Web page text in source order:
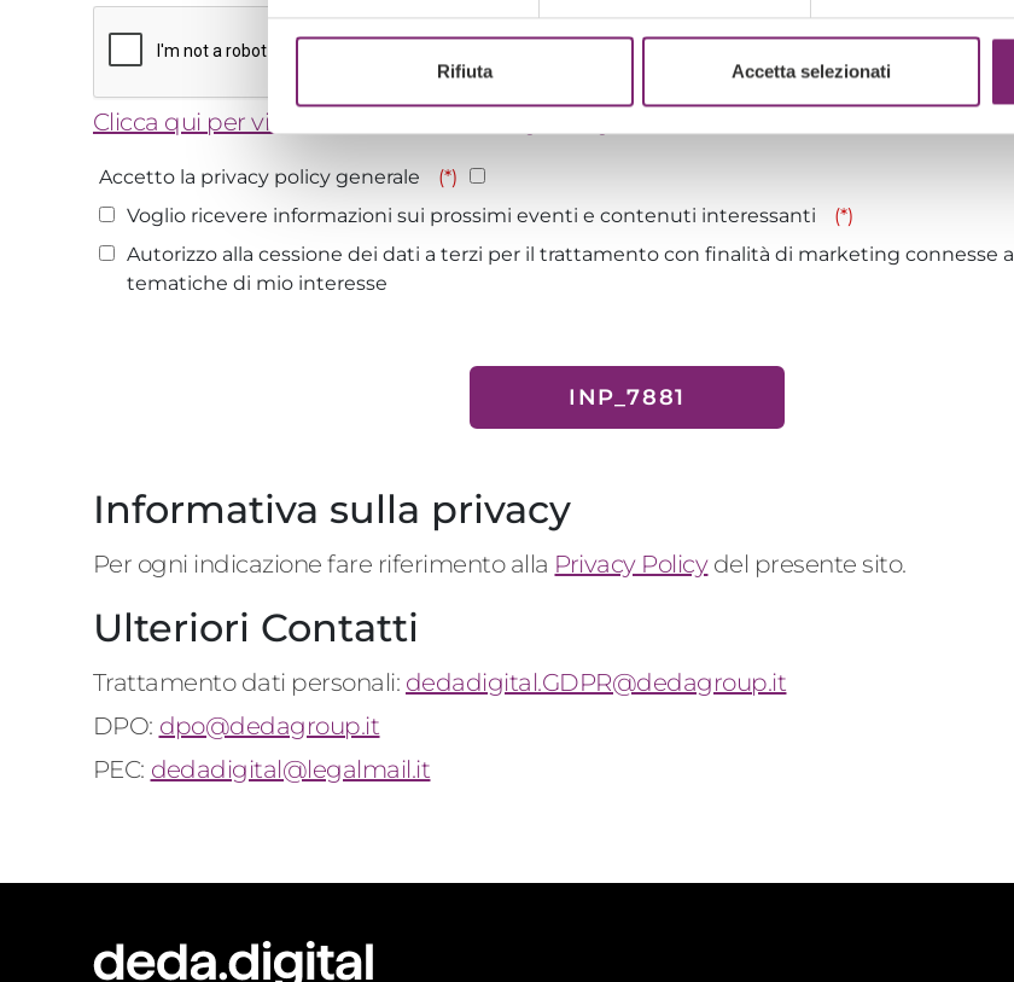
Rifiuta Accetta selezionati
Clicca qui per visionare la nostra Privacy Policy.
Accetto la privacy policy generale
(*)
Voglio ricevere informazioni sui prossimi eventi e contenuti interessanti
(*)
Autorizzo alla cessione dei dati a terzi per il trattamento con finalità di marketing connesse a
tematiche di mio interesse
Informativa sulla privacy
Per ogni indicazione fare riferimento alla Privacy Policydel presente sito.
Ulteriori Contatti
Trattamento dati personali: dedadigital.GDPR@dedagroup.it
DPO: dpo@dedagroup.it
PEC: dedadigital@legalmail.it